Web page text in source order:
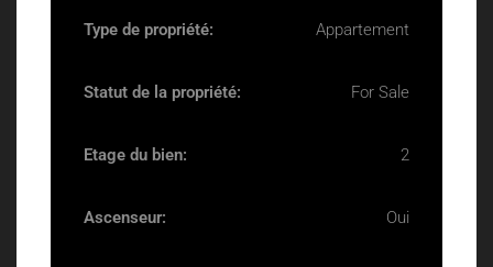
Type de propriété: Appartement
Statut de la propriété: For Sale
Etage du bien: 2
Ascenseur: Oui